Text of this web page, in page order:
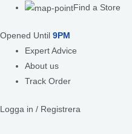
Find a Store
Opened Until 9PM
Expert Advice
About us
Track Order
Logga in / Registrera